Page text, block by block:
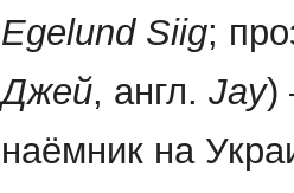
Egelund Siig;
Джей, англ. Jay)
наёмник на